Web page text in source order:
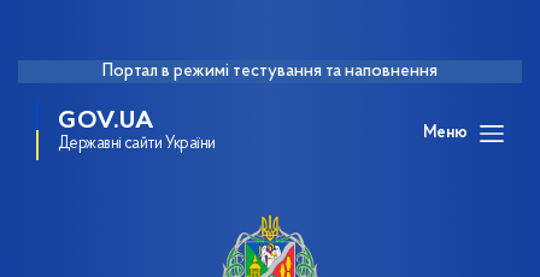
Портал в режимі тестування та наповнення
GOV.UA
Державні сайти України
Меню